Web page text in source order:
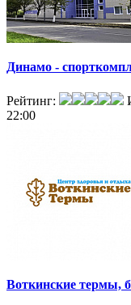
Динамо -
Рейтинг:
22:00
Воткинские термы,